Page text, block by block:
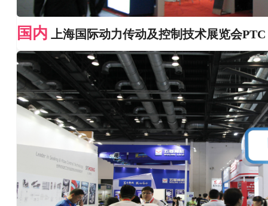
国内 上海国际动力传动及控制技术展览会